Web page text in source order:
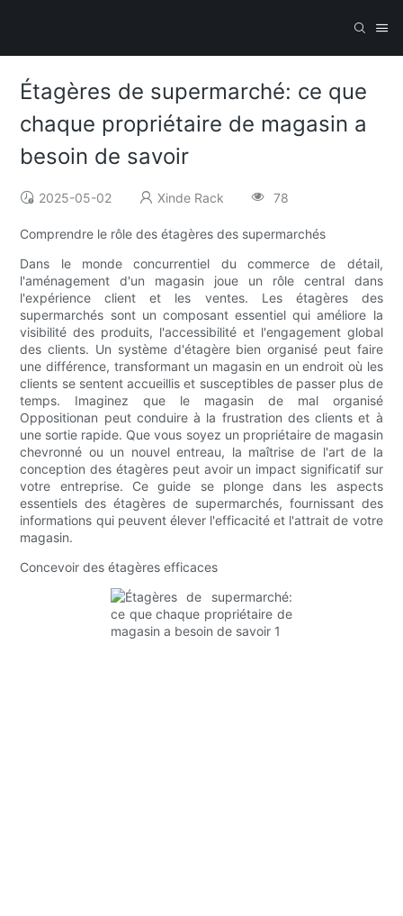
Étagères de supermarché: ce que
chaque propriétaire de magasin a
besoin de savoir
2025-05-02 Xinde Rack 78
Comprendre le rôle des étagères des supermarchés
Dans le monde concurrentiel du commerce de détail,
l'aménagement d'un magasin joue un rôle central dans
l'expérience client et les ventes. Les étagères des
supermarchés sont un composant essentiel qui améliore la
visibilité des produits, l'accessibilité et l'engagement global
des clients. Un système d'étagère bien organisé peut faire
une différence, transformant un magasin en un endroit où les
clients se sentent accueillis et susceptibles de passer plus de
temps. Imaginez que le magasin de mal organisé
Oppositionan peut conduire à la frustration des clients et à
une sortie rapide. Que vous soyez un propriétaire de magasin
chevronné ou un nouvel entreau, la maîtrise de l'art de la
conception des étagères peut avoir un impact significatif sur
votre entreprise. Ce guide se plonge dans les aspects
essentiels des étagères de supermarchés, fournissant des
informations qui peuvent élever l'efficacité et l'attrait de votre
magasin.
Concevoir des étagères efficaces